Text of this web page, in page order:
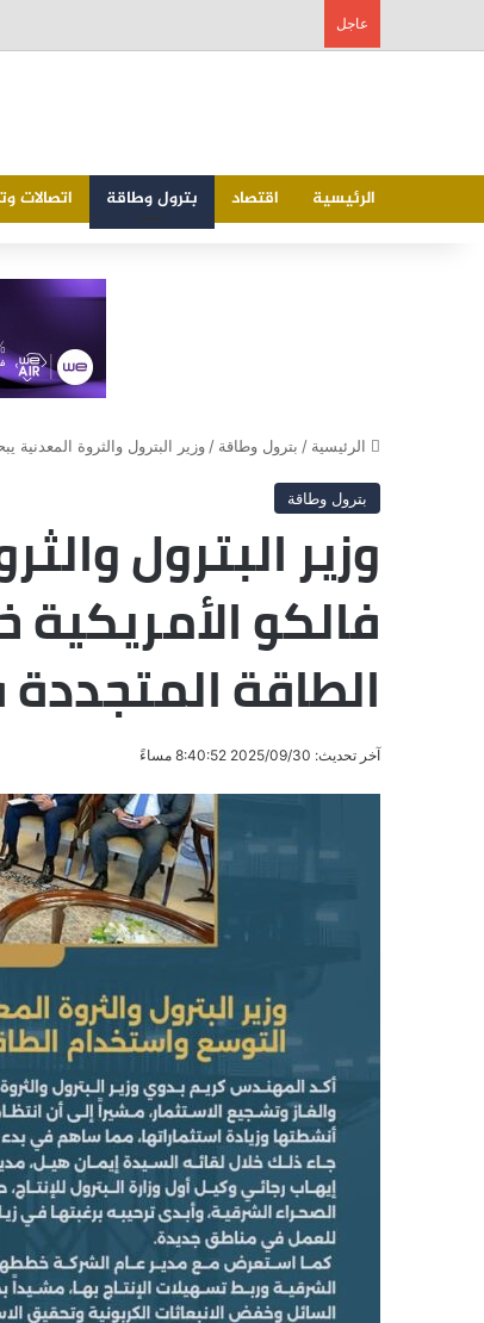
عاجل
الرئيسية اقتصاد بترول وطاقة اتصالات
الرئيسية / بترول وطاقة / وزير البترول والثروة
بترول وطاقة
وزير البترول
فالكو
الطاقة
آخر تحديث: 2025/09/30 8:40:52 مساءً